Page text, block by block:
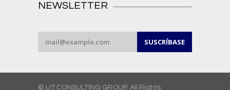
NEWSLETTER
© LIT CONSULTING GROUP. All Rights